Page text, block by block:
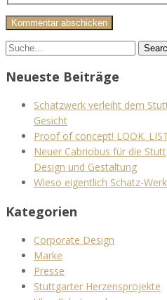
Neueste Beiträge
Schatzwerk verleiht dem
Gesicht
Proof of concept! LOOK.
Neuer Cabriobus für die
Design und Gestaltung
Wieso eigentlich Schatz-
Kategorien
Corporate Design
Marke
Presse
Stuttgarter Herzensprojekte